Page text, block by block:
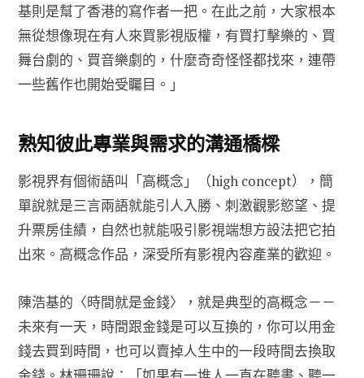
基則是幫了香港的寫作者一把。在此之前，大家根本
無從想像現在有人來買影視版權，有買打擊樂的、買
舞台劇的、買音樂劇的，什麼奇奇怪怪都找來，連帶
一些舊作也開始受矚目。」
熟知彼此專業與需求的溝通橋樑
影視界有個術語叫「高概念」（high concept），簡
單說就是三言兩語就能引人入勝、刺激觀影慾望、提
升票房佳績，自然也就能吸引影視端想方設法把它拍
出來。高概念作品，深受所有影視內容產業的歡迎。
陳浩基的〈時間就是金錢〉，就是典型的高概念－－
未來有一天，時間跟金錢是可以互換的，你可以用金
錢去買到時間，也可以賣掉人生中的一段時間去換取